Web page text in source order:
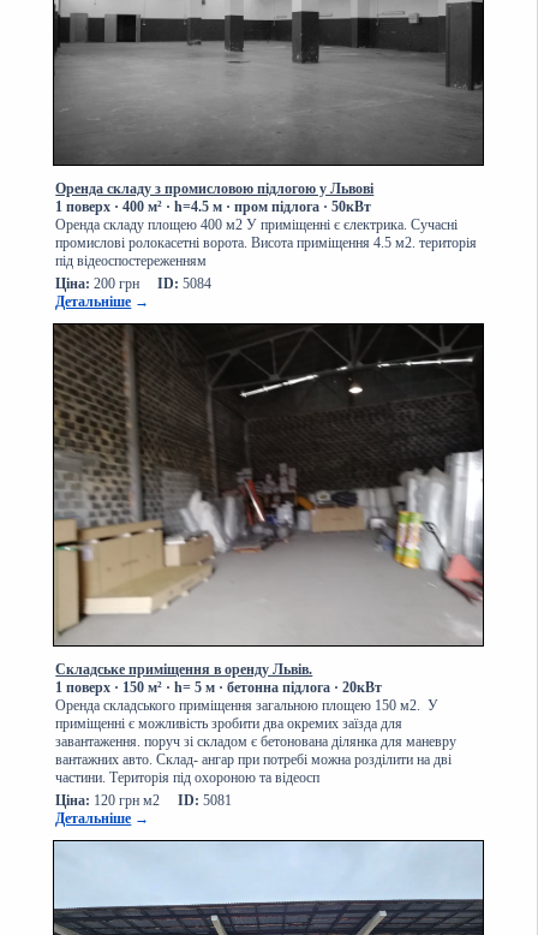
Оренда складу з промисловою підлогою у Львові
1 поверх ·400 м² · h=4.5 м · пром підлога · 50кВт
Оренда складу площею 400 м2 У приміщенні є єлектрика. Сучасні
промислові ролокасетні ворота. Висота приміщення 4.5 м2. територія
під відеоспостереженням
Ціна: 200 грн ID: 5084
Детальніше →
Складське приміщення в оренду Львів.
1 поверх · 150 м² · h= 5 м · бетонна підлога · 20кВт
Оренда складського приміщення загальною площею 150 м2. У
приміщенні є можливість зробити два окремих заїзда для
завантаження. поруч зі складом є бетонована ділянка для маневру
вантажних авто. Склад- ангар при потребі можна розділити на дві
частини. Територія під охороною та відеосп
Ціна: 120 грн м2 ID: 5081
Детальніше →